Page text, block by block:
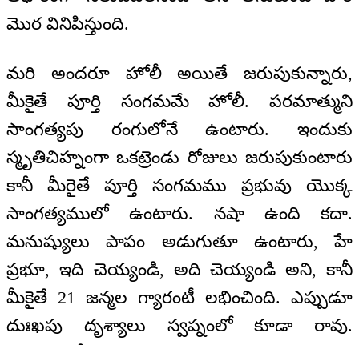
మొర వినిపిస్తుంది.
మరి అందరూ హోలీ అయితే జరుపుకున్నారు,
మీకైతే పూర్తి సంగమమే హోలీ. పరమాత్ముని
సాంగత్యపు రంగులోనే ఉంటారు. ఇందుకు
స్మృతిచిహ్నంగా ఒకట్రెండు రోజులు జరుపుకుంటారు
కానీ మీరైతే పూర్తి సంగమము ప్రభువు యొక్క
సాంగత్యములో ఉంటారు. నషా ఉంది కదా.
మనుష్యులు పాపం అడుగుతూ ఉంటారు, హే
ప్రభూ, ఇది చెయ్యండి, అది చెయ్యండి అని, కానీ
మీకైతే 21 జన్మల గ్యారంటీ లభించింది. ఎప్పుడూ
దుఃఖపు దృశ్యాలు స్వప్నంలో కూడా రావు.